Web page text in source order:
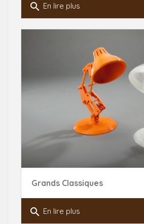
search En lire plus
Grands Classiques
search En lire plus